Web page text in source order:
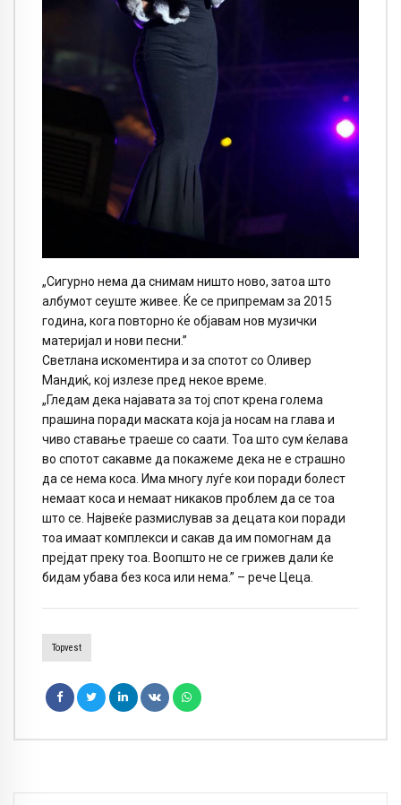
„Сигурно нема да снимам ништо ново, затоа што
албумот сеуште живее. Ќе се припремам за 2015
година, кога повторно ќе објавам нов музички
материјал и нови песни.”
Светлана искоментира и за спотот со Оливер
Мандиќ, кој излезе пред некое време.
„Гледам дека најавата за тој спот крена голема
прашина поради маската која ја носам на глава и
чиво ставање траеше со саати. Тоа што сум ќелава
во спотот сакавме да покажеме дека не е страшно
да се нема коса. Има многу луѓе кои поради болест
немаат коса и немаат никаков проблем да се тоа
што се. Највеќе размислував за децата кои поради
тоа имаат комплекси и сакав да им помогнам да
прејдат преку тоа. Воопшто не се грижев дали ќе
бидам убава без коса или нема.” – рече Цеца.
Topvest